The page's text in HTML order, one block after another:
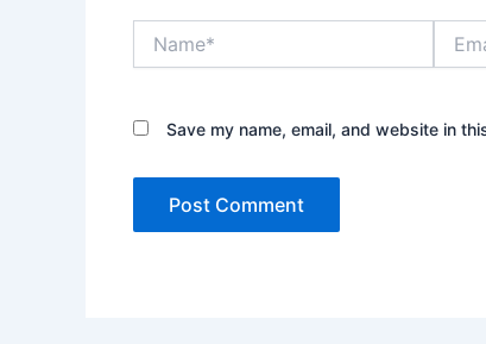
Save my name, email, and website in